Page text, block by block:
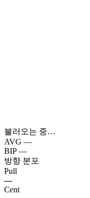
불러오는 중…
AVG —
BIP —
방향 분포
Pull
—
Cent